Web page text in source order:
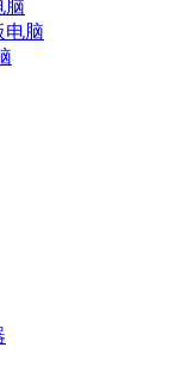
脑
电脑